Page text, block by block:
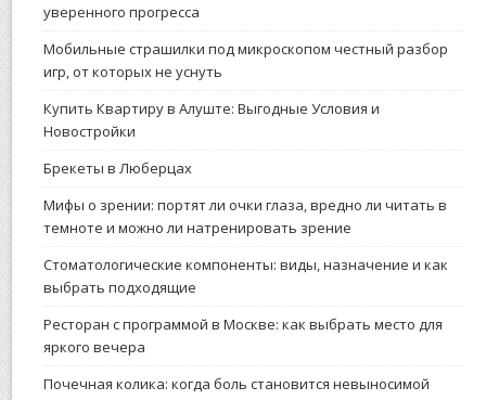
уверенного прогресса
Мобильные страшилки под микроскопом честный разбор
игр, от которых не уснуть
Купить Квартиру в Алуште: Выгодные Условия и
Новостройки
Брекеты в Люберцах
Мифы о зрении: портят ли очки глаза, вредно ли читать в
темноте и можно ли натренировать зрение
Стоматологические компоненты: виды, назначение и как
выбрать подходящие
Ресторан с программой в Москве: как выбрать место для
яркого вечера
Почечная колика: когда боль становится невыносимой